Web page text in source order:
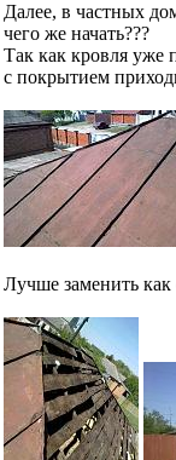
Далее, в частных
чего же начать???
Так как кровля уже
с покрытием
Лучше заменить